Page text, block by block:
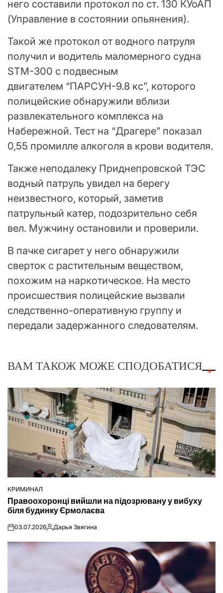
него составили протокол по ст. 130 КУоАП
(Управление в состоянии опьянения).
Такой же протокол от водного патруля
получил и водитель маломерного судна
STM-300 с подвесным
двигателем “ПАРСУН-9.8 кс”, которого
полицейские обнаружили вблизи
развлекательного комплекса на
Набережной. Тест на “Драгере” показал
0,55 промилле алкоголя в крови водителя.
Также неподалеку Приднепровской ТЭС
водный патруль увидел на берегу
неизвестного, который, заметив
патрульный катер, подозрительно себя
вел. Мужчину остановили и проверили.
В пачке сигарет у него обнаружили
сверток с растительным веществом,
похожим на наркотическое. На место
происшествия полицейские вызвали
следственно-оперативную группу и
передали задержанного следователям.
ВАМ ТАКОЖ МОЖЕ СПОДОБАТИСЯ
ОПУБЛІКУВАТИ
КРИМИНАЛ
Правоохоронці вийшли на підозрювану у вибуху
біля будинку Єрмолаєва
on03.07.2026Опубліковано
Дарья Звягина